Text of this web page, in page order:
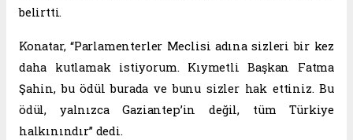
belirtti.
Konatar, “Parlamenterler Meclisi adına sizleri bir kez
daha kutlamak istiyorum. Kıymetli Başkan Fatma
Şahin, bu ödül burada ve bunu sizler hak ettiniz. Bu
ödül, yalnızca Gaziantep’in değil, tüm Türkiye
halkınındır” dedi.